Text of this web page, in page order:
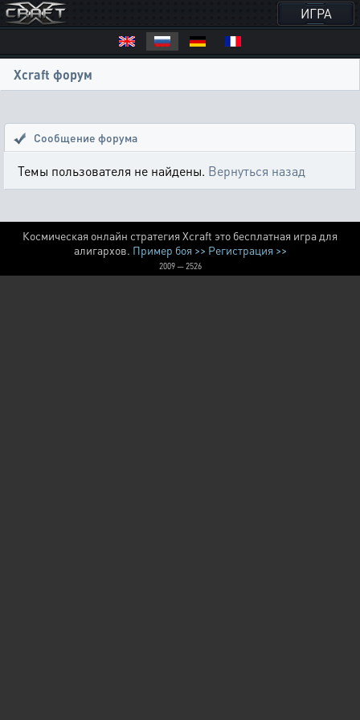
ИГРА
Xcraft форум
Сообщение форума
Темы пользователя не найдены. Вернуться назад
Космическая онлайн стратегия Xcraft это бесплатная игра для
алигархов. Пример боя >> Регистрация >>
2009 — 2526